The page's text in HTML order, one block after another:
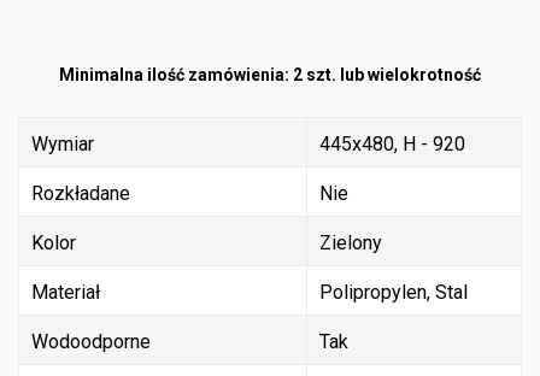
Minimalna ilość zamówienia: 2 szt. lub wielokrotność
Wymiar 445x480, H - 920
Rozkładane Nie
Kolor Zielony
Materiał Polipropylen, Stal
Wodoodporne Tak